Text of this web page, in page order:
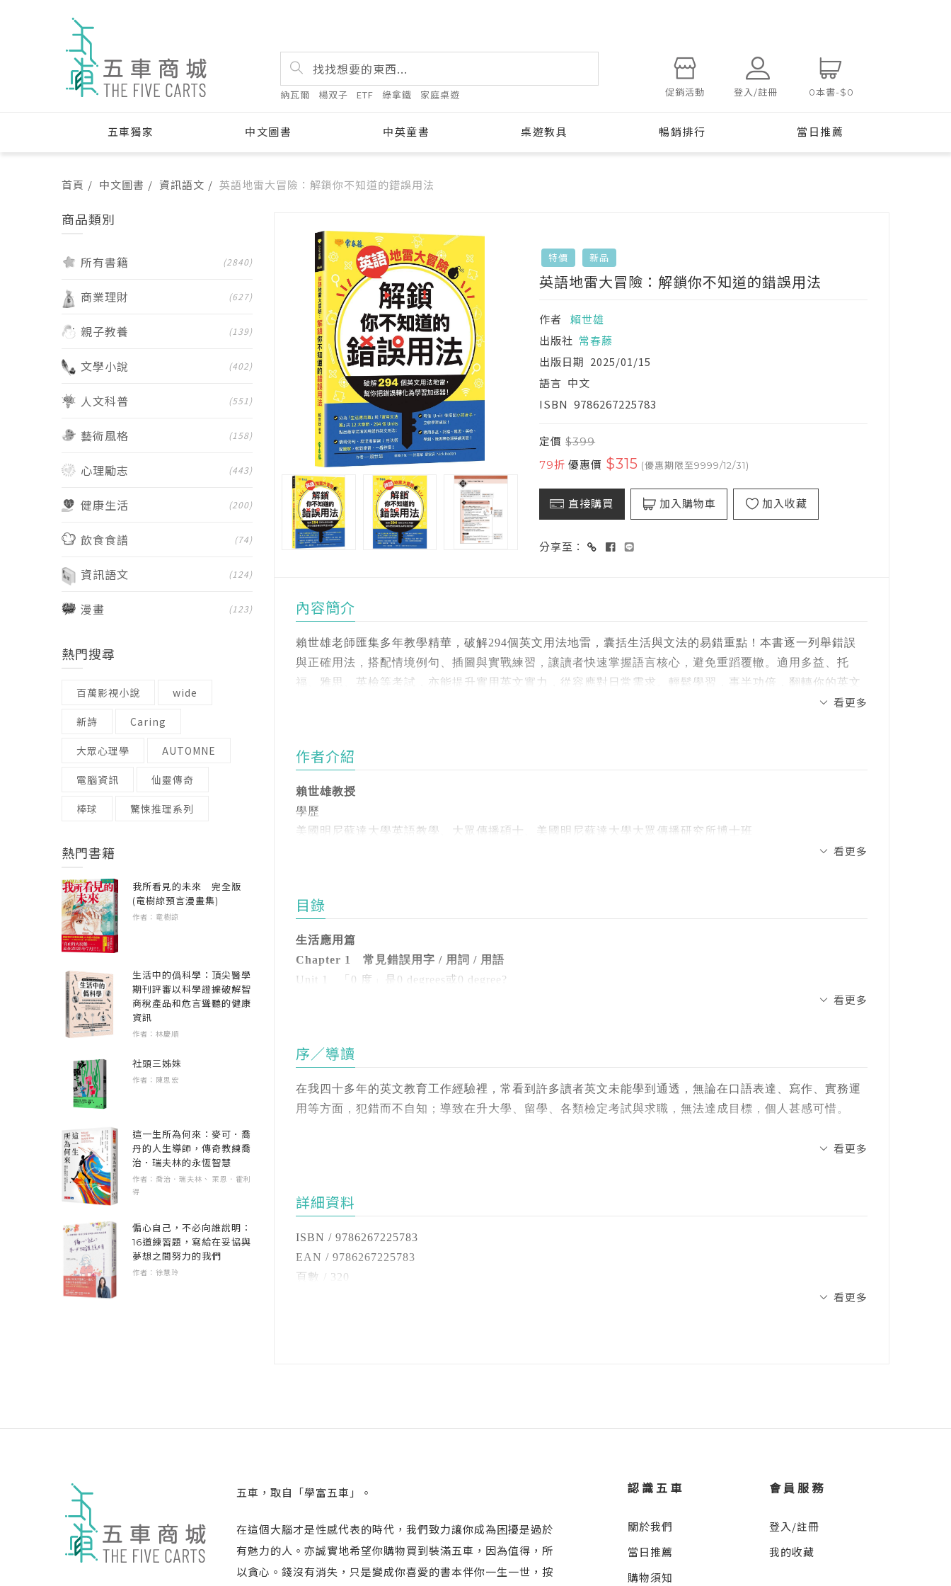
納瓦爾 楊双子 ETF 綠拿鐵 家庭桌遊 促銷活動 登入/註冊 0本書-$0
五車獨家 中文圖書 中英童書 桌遊教具 暢銷排行 當日推薦
首頁 中文圖書 資訊語文 英語地雷大冒險：解鎖你不知道的錯誤用法
特價 新品
英語地雷大冒險：解鎖你不知道的錯誤用法
作者
賴世雄
出版社 常春藤
出版日期 2025/01/15
語言 中文
ISBN 9786267225783
定價$399
79折 優惠價 $315 (優惠期限至9999/12/31)
直接購買 加入購物車 加入收藏
分享至：
內容簡介
賴世雄老師匯集多年教學精華，破解294個英文用法地雷，囊括生活與文法的易錯重點！本書逐一列舉錯誤
與正確用法，搭配情境例句、插圖與實戰練習，讓讀者快速掌握語言核心，避免重蹈覆轍。適用多益、托
福、雅思、英檢等考試，亦能提升實用英文實力，從容應對日常需求。輕鬆學習，事半功倍，翻轉你的英文
寶典，針對英語寫作與生活運用中的常見錯誤，逐一破解！
本書分為「生活應用篇」與「實用文法篇」，涵蓋12大章節，294個單元，從易混淆字詞到高頻語法陷阱，
完整解析正確與錯誤用法的細微差異。搭配情境例句、圖解教學和實戰練習，讓學習過程輕鬆有趣、事半功
•學以致用：結合生活情境，讓你快速掌握實用英文用法。
•範例清晰：逐一列舉正確與錯誤用法，釐清觀念，一看秒懂。
•循序漸進：每單元附練習題，檢視學習成果，立即提升實力。
•適用廣泛：適合多益、托福、雅思、英檢、學測等各類考試。
無論是備考、留學還是職場運用，本書都能幫助你有效避免地雷，全面提升英語實力，輕鬆駕馭英語表達！
分為「生活應用篇」與「實用文法篇」共12大章節、294個Units點出最常混淆與用錯的英文用法！
每個Unit後搭配小試身手，立收學習成效！
適用多益、托福、雅思、英檢、學測、統測等各類英語測驗！
看更多
作者介紹
賴世雄教授
學歷
美國明尼蘇達大學英語教學、大眾傳播碩士、美國明尼蘇達大學大眾傳播研究所博士班
二、從事專任口譯、筆譯多年，並任國家重要慶典活動同步口譯。
語教學節目主播。
四、曾任美加文教機構托福講師18 年，也是臺灣托福成績最高分紀錄保持人之一。
看更多
目錄
生活應用篇
Chapter 1 常見錯誤用字 / 用詞 / 用語
Unit 1 「0 度」是0 degrees或0 degree?
Unit 5 「想要」是 feel like to V 或 feel like + N/V-ing?
Unit 7 「忙碌」是 be busy + to V 或 be busy + V-ing?
Unit 8 「他和我」是 He as well as I is... 或 He as well as I am...?
Unit 12 「聯絡」是 contact 人 或 contact with 人?
Unit 13 「與……結婚」是 marry 人 或 marry with 人?
Unit 14 「與……離婚」是 divorce 人 或 divorce with 人?
Unit 15 「與……訂婚」是 engage 人 或 be engaged to 人?
Unit 16 「好消息」是 That’s good news. 或 That’s a good news.?
Unit 27 「我喜歡」是 I love it. 或 I am loving it.?
Unit 29 「照鏡子」是 look into the mirror 或 look at the mirror?
Unit 30 「把衣服穿反了」是 wear 物 outside in 或 wear 物 inside out?
Unit 31 「住飯店」是 stay at the hotel 或 live at the hotel?
看更多
序／導讀
在我四十多年的英文教育工作經驗裡，常看到許多讀者英文未能學到通透，無論在口語表達、寫作、實務運
用等方面，犯錯而不自知；導致在升大學、留學、各類檢定考試與求職，無法達成目標，個人甚感可惜。
本書蒐集在英文寫作與運用上常犯的錯誤或易混淆字詞，分別列出正確及錯誤用法並解釋這些字詞巧妙的差
用篇」包含「常見錯誤用字 / 用詞 / 用語」、「字詞辨異」、「常見多種易混淆用字」、「常見卻易用錯的
單字 / 片語 / 句型」以及「生活用語類」。「實用文法篇」包含「與時態相關的錯誤」、「與否定句相關的
「動狀詞」、「假設語氣」、「其他常見的混淆用法」；每一則都經過我細心考證、再三確認，絕對是能讓
看更多
詳細資料
ISBN / 9786267225783
EAN / 9786267225783
頁數 / 320
看更多
商品類別
所有書籍 (2840)
商業理財 (627)
親子教養 (139)
文學小說 (402)
人文科普 (551)
藝術風格 (158)
心理勵志 (443)
健康生活 (200)
飲食食譜 (74)
資訊語文 (124)
漫畫 (123)
熱門搜尋
百萬影視小說 wide
新詩 Caring
大眾心理學 AUTOMNE
電腦資訊 仙靈傳奇
棒球 驚悚推理系列
熱門書籍
我所看見的未來 完全版
(竜樹諒預言漫畫集)
作者：竜樹諒
生活中的僞科學：頂尖醫學
期刊評審以科學證據破解智
商稅產品和危言聳聽的健康
資訊
作者：林慶順
社頭三姊妹
作者：陳思宏
這一生所為何來：麥可．喬
丹的人生導師，傳奇教練喬
治．瑞夫林的永恆智慧
作者：喬治．瑞夫林、 萊恩．霍利
得
偏心自己，不必向誰說明：
16道練習題，寫給在妥協與
夢想之間努力的我們
作者：徐慧玲
五車，取自「學富五車」。
在這個大腦才是性感代表的時代，我們致力讓你成為困擾是過於
有魅力的人。亦誠實地希望你購物買到裝滿五車，因為值得，所
以貪心。錢沒有消失，只是變成你喜愛的書本伴你一生一世，按
認識五車
關於我們
當日推薦
購物須知
會員服務
登入/註冊
我的收藏